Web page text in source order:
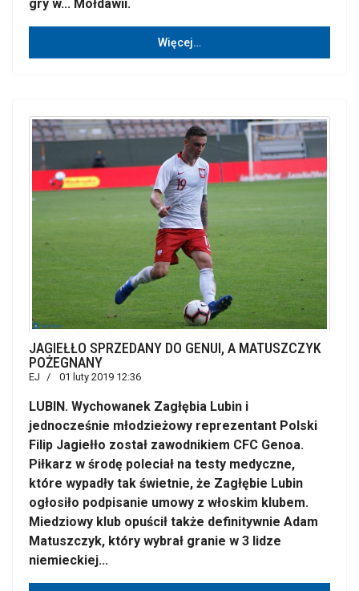
gry w... Mołdawii.
Więcej…
JAGIEŁŁO SPRZEDANY DO GENUI, A MATUSZCZYK
POŻEGNANY
EJ 01 luty 2019 12:36
LUBIN. Wychowanek Zagłębia Lubin i
jednocześnie młodzieżowy reprezentant Polski
Filip Jagiełło został zawodnikiem CFC Genoa.
Piłkarz w środę poleciał na testy medyczne,
które wypadły tak świetnie, że Zagłębie Lubin
ogłosiło podpisanie umowy z włoskim klubem.
Miedziowy klub opuścił także definitywnie Adam
Matuszczyk, który wybrał granie w 3 lidze
niemieckiej...